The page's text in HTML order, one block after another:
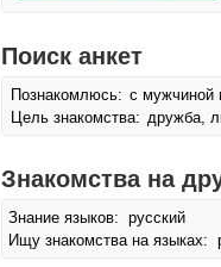
Поиск анкет
Познакомлюсь: с мужчиной
Цель знакомства: дружба,
Знакомства на
Знание языков: русский
Ищу знакомства на языках: